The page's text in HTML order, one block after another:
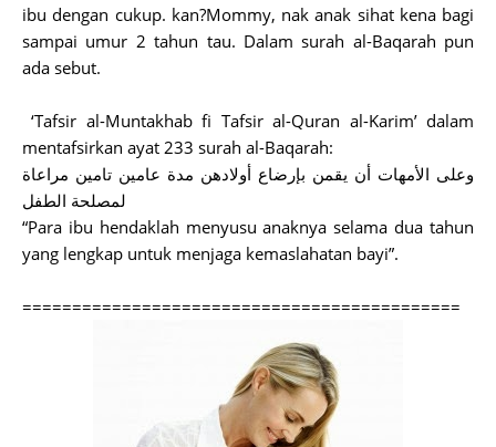
ibu dengan cukup. kan?Mommy, nak anak sihat kena bagi
sampai umur 2 tahun tau. Dalam surah al-Baqarah pun
ada sebut.
‘Tafsir al-Muntakhab fi Tafsir al-Quran al-Karim’ dalam
mentafsirkan ayat 233 surah al-Baqarah:
وعلى الأمهات أن يقمن بإرضاع أولادهن مدة عامين تامين مراعاة
لمصلحة الطفل
“Para ibu hendaklah menyusu anaknya selama dua tahun
yang lengkap untuk menjaga kemaslahatan bayi”.
============================================